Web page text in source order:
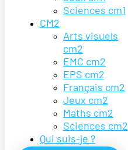
Sciences cm1
CM2
Arts visuels
cm2
EMC cm2
EPS cm2
Français cm2
Jeux cm2
Maths cm2
Sciences cm2
Qui suis-je ?